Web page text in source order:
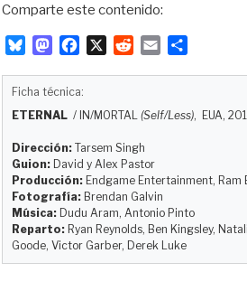
Comparte este contenido:
u
s
k
y
M
o
d
o
n
b
o
o
k
X
i
t
l
a
i
Ficha técnica:
ETERNAL / IN/MORTAL (Self/Less), EUA,
Dirección: Tarsem Singh
Guion: David y Alex Pastor
Producción: Endgame Entertainment,
Fotografía: Brendan Galvin
Música: Dudu Aram, Antonio Pinto
Reparto: Ryan Reynolds, Ben Kingsley,
Goode, Victor Garber, Derek Luke